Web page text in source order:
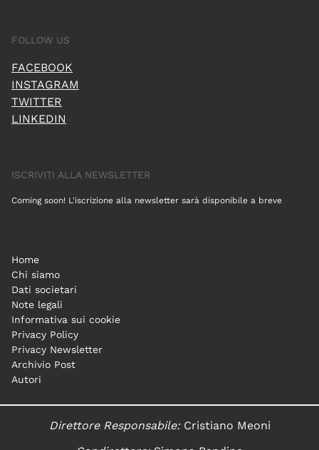
FOLLOW US
FACEBOOK
INSTAGRAM
TWITTER
LINKEDIN
ISCRIVITI ALLA NEWSLETTER
Coming soon! L'iscrizione alla newsletter sarà disponibile a breve
Home
Chi siamo
Dati societari
Note legali
Informativa sui cookie
Privacy Policy
Privacy Newsletter
Archivio Post
Autori
Direttore Responsabile:Cristiano Meoni